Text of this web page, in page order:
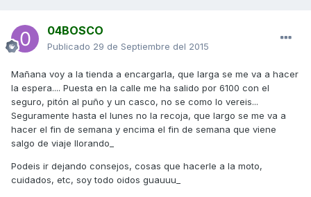
04BOSCO
Publicado 29 de Septiembre del 2015
Mañana voy a la tienda a encargarla, que larga se me va a hacer
la espera.... Puesta en la calle me ha salido por 6100 con el
seguro, pitón al puño y un casco, no se como lo vereis...
Seguramente hasta el lunes no la recoja, que largo se me va a
hacer el fin de semana y encima el fin de semana que viene
salgo de viaje llorando_
Podeis ir dejando consejos, cosas que hacerle a la moto,
cuidados, etc, soy todo oidos guauuu_